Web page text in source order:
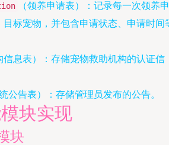
（领养申请表）：记录每一次领养申
目标宠物，并包含申请状态、申请时间
信息表）：存储宠物救助机构的认证信
统公告表）：存储管理员发布的公告。
块实现
块